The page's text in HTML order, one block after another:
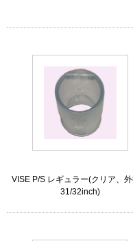
VISE P/S レギュラー(クリア、外
31/32inch)